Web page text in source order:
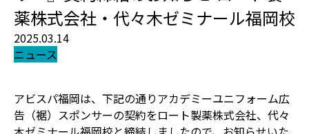
薬株式会社・代々木ゼミナール福岡校
2025.03.14
ニュース
アビスパ福岡は、下記の通りアカデミーユニフォーム広
告（裾）スポンサーの契約をロート製薬株式会社、代々